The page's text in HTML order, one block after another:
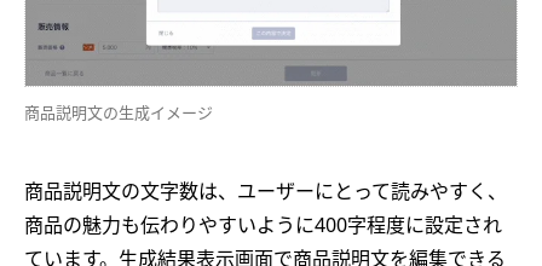
商品説明文の生成イメージ
商品説明文の文字数は、ユーザーにとって読みやすく、
商品の魅力も伝わりやすいように400字程度に設定され
ています。生成結果表示画面で商品説明文を編集できる